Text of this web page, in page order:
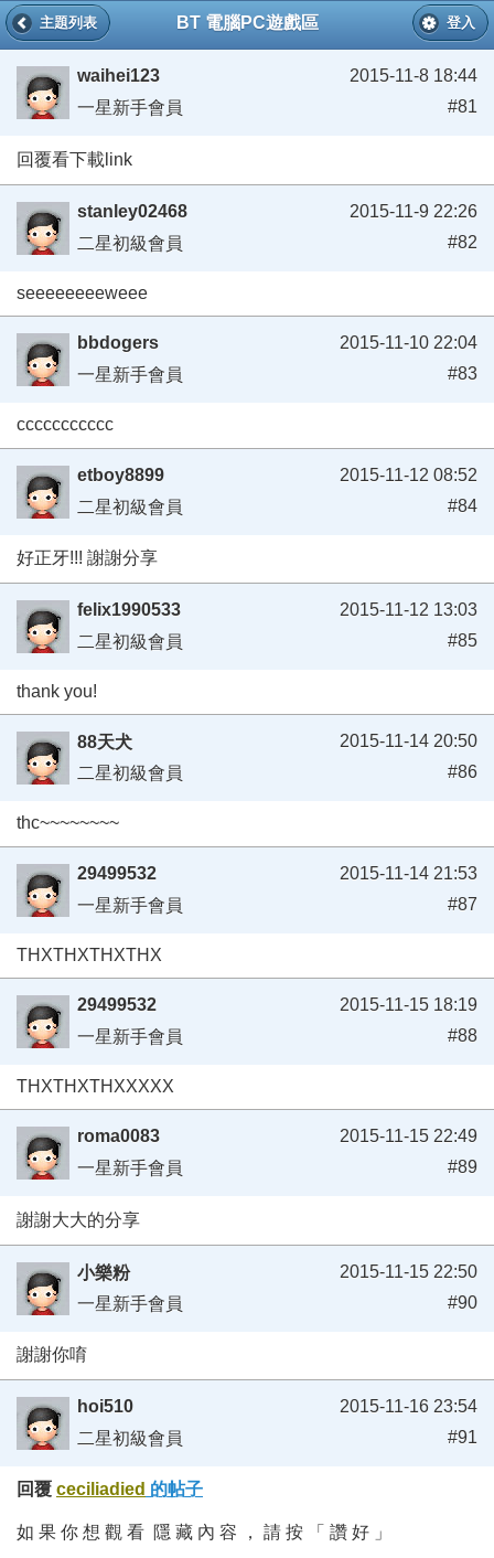
BT 電腦PC遊戲區
主題列表 登入
waihei123
一星新手會員
2015-11-8 18:44
#81
回覆看下載link
stanley02468
二星初級會員
2015-11-9 22:26
#82
seeeeeeeeweee
bbdogers
一星新手會員
2015-11-10 22:04
#83
ccccccccccc
etboy8899
二星初級會員
2015-11-12 08:52
#84
好正牙!!! 謝謝分享
felix1990533
二星初級會員
2015-11-12 13:03
#85
thank you!
88天犬
二星初級會員
2015-11-14 20:50
#86
thc~~~~~~~~
29499532
一星新手會員
2015-11-14 21:53
#87
THXTHXTHXTHX
29499532
一星新手會員
2015-11-15 18:19
#88
THXTHXTHXXXXX
roma0083
一星新手會員
2015-11-15 22:49
#89
謝謝大大的分享
小樂粉
一星新手會員
2015-11-15 22:50
#90
謝謝你唷
hoi510
二星初級會員
2015-11-16 23:54
#91
回覆 ceciliadied 的帖子
如 果 你 想 觀 看 隱 藏 內 容 ， 請 按 「 讚 好 」